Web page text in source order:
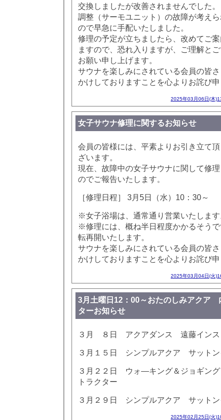
交換しましたが改善されませんでした
調整（サーモユニット）の故障が考え
ので早急に手配いたしました。
修理の予定が立ちましたら、改めてご
ますので、恐れ入りますが、ご理解と
お願い申し上げます。
サウナを楽しみにされている会員の皆
かけしておりますことを心よりお詫び
2025年03月06日(木
女子サウナ修理に関するお知らせ
会員の皆様には、平素よりお引き立て
ざいます。
現在、故障中の女子サウナに関して修
のでご報告いたします。
［修理日程］ 3月5日（水）10：30～
※女子浴場は、通常通り営業いたしま
※修理には、概ね半日程度かかるそう
転再開いたします。
サウナを楽しみにされている会員の皆
かけしておりますことを心よりお詫び
2025年03月04日(火
3月土曜日12：00～おたのしみアクア
ターお知らせ
３月 ８日 アクアダンス 遠藤インス
３月１５日 シンプルアクア サットン
３月２２日 ウォ―キング＆ジョギン
トラクター
３月２９日 シンプルアクア サットン
2025年02月25日(火